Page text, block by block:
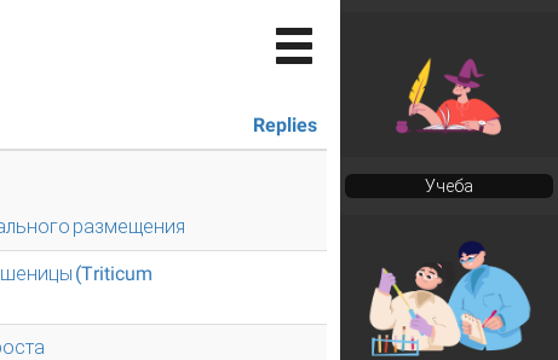
Replies
размещения
(Triticum
Учеба